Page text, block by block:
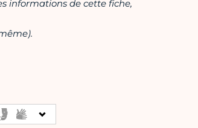
informations de cette fiche,